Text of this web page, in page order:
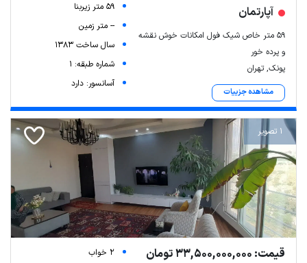
آپارتمان
۵۹ متر خاص شیک فول امکانات خوش نقشه
و پرده خور
پونک, تهران
مشاهده جزییات
59 متر زیربنا
-- متر زمین
سال ساخت 1383
شماره طبقه: 1
آسانسور: دارد
1 تصویر
قیمت: 33,500,000,000 تومان
2 خواب